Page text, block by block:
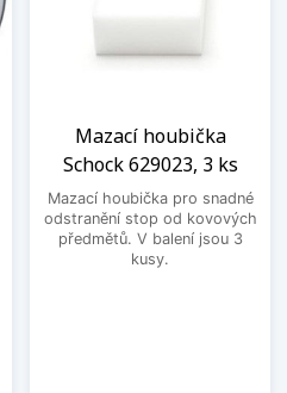
Mazací houbička
Schock 629023, 3 ks
Mazací houbička pro snadné
odstranění stop od kovových
předmětů. V balení jsou 3
kusy.